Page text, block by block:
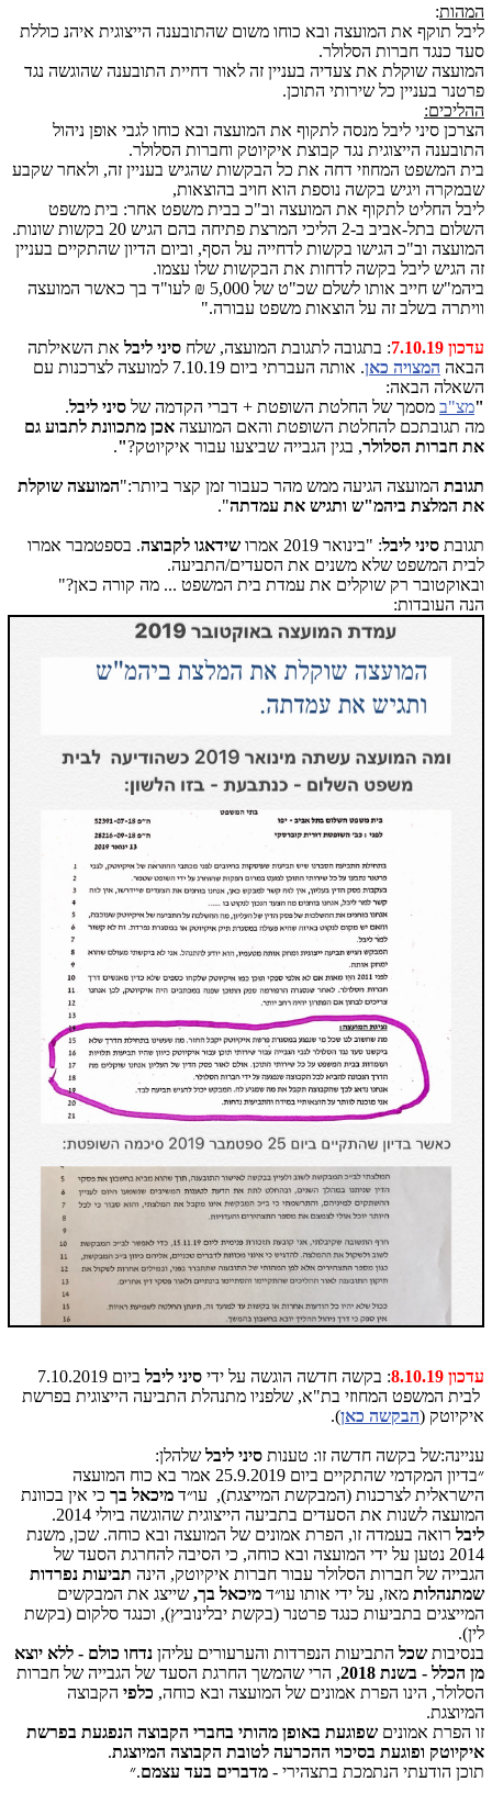
המהות:
ליבל תוקף את המועצה ובא כוחו משום שהתובענה הייצוגית איהנ כוללת
סעד כנגד חברות הסלולר.
המועצה שוקלת את צעדיה בעניין זה לאור דחיית התובענה שהוגשה נגד
פרטנר בעניין כל שירותי התוכן.
ההליכים:
הצרכן סיני ליבל מנסה לתקוף את המועצה ובא כוחו לגבי אופן ניהול
התובענה הייצוגית נגד קבוצת איקיוטק וחברות הסלולר.
בית המשפט המחוזי דחה את כל הבקשות שהגיש בעניין זה, ולאחר שקבע
שבמקרה ויגיש בקשה נוספת הוא חויב בהוצאות,
ליבל החליט לתקוף את המועצה וב"כ בבית משפט אחר: בית משפט
השלום בתל-אביב ב-2 הליכי המרצת פתיחה בהם הגיש 20 בקשות שונות.
המועצה וב"כ הגישו בקשות לדחייה על הסף, וביום הדיון שהתקיים בעניין
זה הגיש ליבל בקשה לדחות את הבקשות שלו עצמו.
ביהמ"ש חייב אותו לשלם שכ"ט של 5,000 ₪ לעו"ד בך כאשר המועצה
וויתרה בשלב זה על הוצאות משפט עבורה."
עדכון 7.10.19 : בתגובה לתגובת המועצה, שלח סיני ליבל את השאילתה
הבאה המצויה כאן
. אותה העברתי ביום 7.10.19 למועצה לצרכנות עם
השאלה הבאה:
"מצ"ב מסמך של החלטת השופטת + דברי הקדמה של סיני ליבל.
מה תגובתכם להחלטת השופטת והאם המועצה אכן מתכוונת לתבוע גם
את חברות הסלולר, בגין הגבייה שביצעו עבור איקיוטק?"
.
תגובת המועצה הגיעה ממש מהר כעבור זמן קצר ביותר:"המועצה שוקלת
את המלצת ביהמ"ש ותגיש את עמדתה".
תגובת סיני ליבל: "בינואר 2019 אמרו שידאגו לקבוצה. בספטמבר אמרו
לבית המשפט שלא משנים את הסעדים/התביעה.
ובאוקטובר רק שוקלים את עמדת בית המשפט ... מה קורה כאן?"
הנה העובדות:
עדכון 8.10.19 : בקשה חדשה הוגשה על ידי סיני ליבל
ביום 7.10.2019
לבית המשפט המחוזי בת"א, שלפניו מתנהלת התביעה הייצוגית בפרשת
איקיוטק (הבקשה כאן).
עניינה:של בקשה חדשה זו: טענות סיני ליבל שלהלן:
״בדיון המקדמי שהתקיים ביום 25.9.2019 אמר בא כוח המועצה
הישראלית לצרכנות (המבקשת המייצגת), עו״ד מיכאל בך כי אין בכוונת
המועצה לשנות את הסעדים בתביעה הייצוגית שהוגשה ביולי 2014.
ליבל רואה בעמדה זו, הפרת אמונים של המועצה ובא כוחה. שכן, משנת
2014 נטען על ידי המועצה ובא כוחה, כי הסיבה להחרגת הסעד של
הגבייה של חברות הסלולר עבור חברות איקיוטק, הינה תביעות נפרדות
שמתנהלות מאז, על ידי אותו עו״ד מיכאל בך, שייצג את המבקשים
המייצגים בתביעות כנגד פרטנר (בקשת יבלינוביץ), וכנגד סלקום (בקשת
לין).
בנסיבות שכל התביעות הנפרדות והערעורים עליהן נדחו כולם - ללא יוצא
מן הכלל - בשנת 2018
, הרי שהמשך החרגת הסעד של הגבייה של חברות
הסלולר, הינו הפרת אמונים של המועצה ובא כוחה, כלפי הקבוצה
המיוצגת.
זו הפרת אמונים שפוגעת באופן מהותי בחברי הקבוצה הנפגעת בפרשת
איקיוטק ופוגעת בסיכוי ההכרעה לטובת הקבוצה המיוצגת.
תוכן הודעתי הנתמכת בתצהירי - מדברים בעד עצמם.״